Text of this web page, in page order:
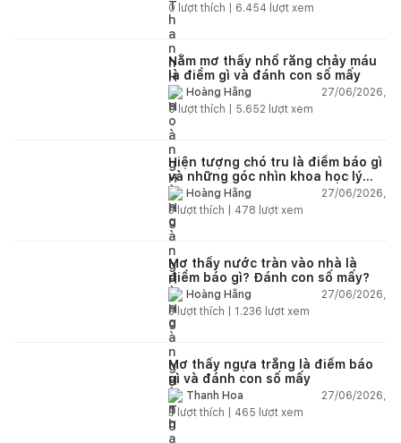
0 lượt thích | 6.454 lượt xem
Nằm mơ thấy nhổ răng chảy máu
là điềm gì và đánh con số mấy
Hoàng Hằng
27/06/2026,
0lượt thích | 5.652 lượt xem
Hiện tượng chó tru là điềm báo gì
và những góc nhìn khoa học lý
giảiHoàng Hằng
27/06/2026,
3lượt thích | 478 lượt xem
Mơ thấy nước tràn vào nhà là
điềm báo gì? Đánh con số mấy?
Hoàng Hằng
27/06/2026,
3lượt thích | 1.236 lượt xem
Mơ thấy ngựa trắng là điềm báo
gì và đánh con số mấy
Thanh Hoa
27/06/2026,
3lượt thích | 465 lượt xem